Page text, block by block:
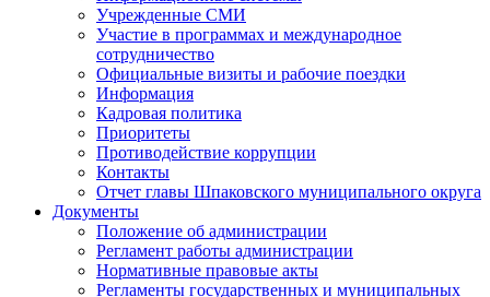
Учрежденные СМИ
Участие в программах и международное
сотрудничество
Официальные визиты и рабочие поездки
Информация
Кадровая политика
Приоритеты
Противодействие коррупции
Контакты
Отчет главы Шпаковского муниципального округа
Документы
Положение об администрации
Регламент работы администрации
Нормативные правовые акты
Регламенты государственных и муниципальных